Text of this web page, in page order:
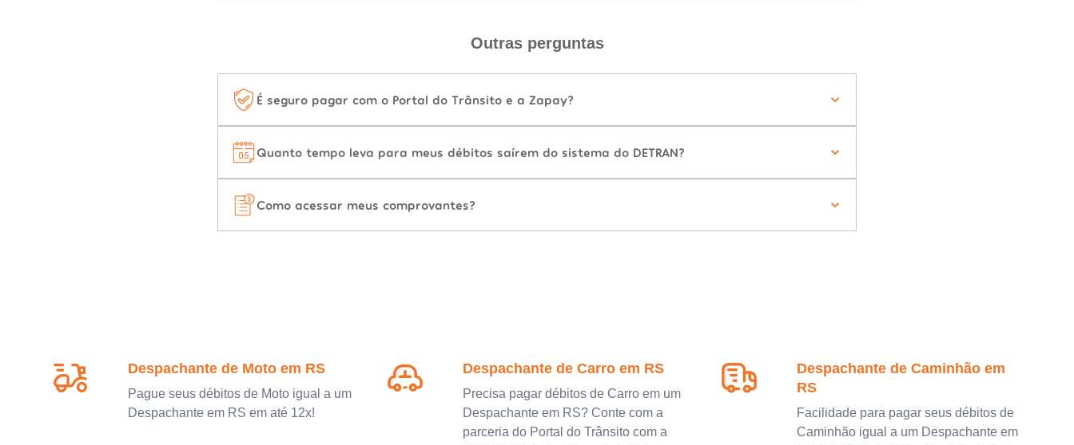
Outras perguntas
É seguro pagar com o Portal do Trânsito e a Zapay?
Quanto tempo leva para meus débitos saírem do sistema do DETRAN?
Como acessar meus comprovantes?
Despachante de Moto em RS
Pague seus débitos de Moto igual a um
Despachante em RS em até 12x!
Despachante de Carro em RS
Precisa pagar débitos de Carro em um
Despachante em RS? Conte com a
parceria do Portal do Trânsito com a
Despachante de Caminhão em
RS
Facilidade para pagar seus débitos de
Caminhão igual a um Despachante em